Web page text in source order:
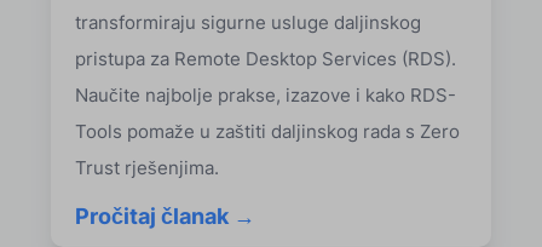
transformiraju sigurne usluge daljinskog
pristupa za Remote Desktop Services (RDS).
Naučite najbolje prakse, izazove i kako RDS-
Tools pomaže u zaštiti daljinskog rada s Zero
Trust rješenjima.
Pročitaj članak →